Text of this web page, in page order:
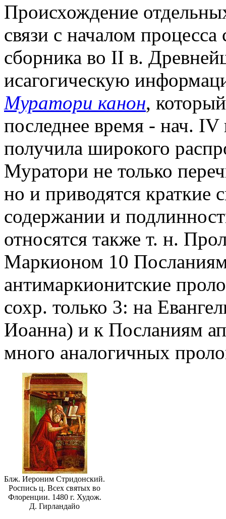
Происхождение
связи с началом
сборника во II в.
исагогическую
Муратори канон,
последнее время - нач. IV
получила широкого
Муратори не только
но и приводятся краткие
содержании и
относятся также т. н.
Маркионом 10
антимаркионитские
сохр. только 3: на
Иоанна) и к Посланиям
много аналогичных
Блж. Иероним Стридонский.
Роспись ц. Всех святых во
Флоренции. 1480 г. Худож.
Д. Гирландайо